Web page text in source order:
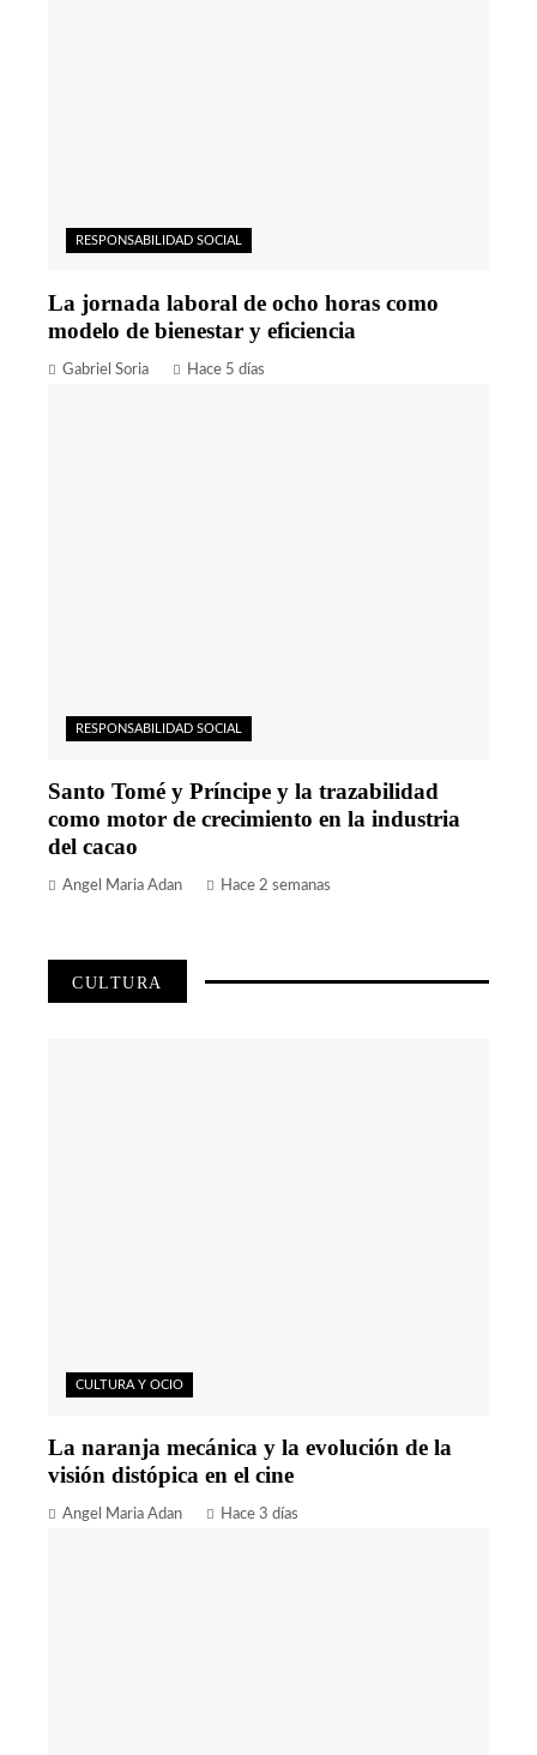
RESPONSABILIDAD SOCIAL
La jornada laboral de ocho horas como
modelo de bienestar y eficiencia
Gabriel Soria Hace 5 días
RESPONSABILIDAD SOCIAL
Santo Tomé y Príncipe y la trazabilidad
como motor de crecimiento en la industria
del cacao
Angel Maria Adan Hace 2 semanas
CULTURA
CULTURA Y OCIO
La naranja mecánica y la evolución de la
visión distópica en el cine
Angel Maria Adan Hace 3 días